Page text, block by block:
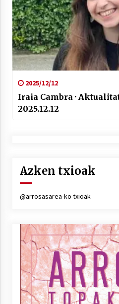
2025/12/12
Iraia Cambra ·
2025.12.12
Azken txioak
@arrosasarea-ko txioak